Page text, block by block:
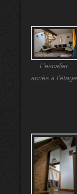
L’escalier
accès à l’étage